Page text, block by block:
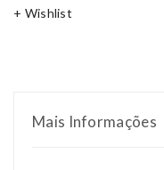
+ Wishlist
Mais Informações